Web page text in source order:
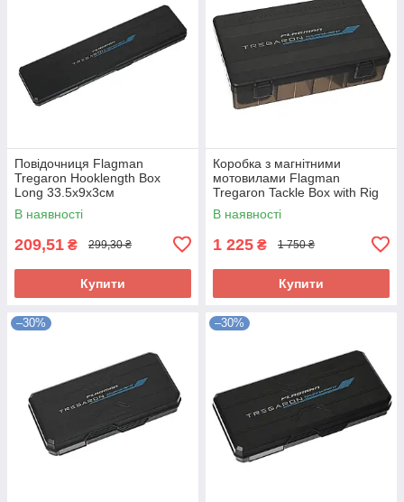
Повідочниця Flagman
Tregaron Hooklength Box
Long 33.5x9x3см
В наявності
209,51 ₴ 299,30 ₴
Купити
Коробка з магнітними
мотовилами Flagman
Tregaron Tackle Box with Rig
Sticks 30x20x7.5см
В наявності
1 225 ₴ 1 750 ₴
Купити
–30% –30%